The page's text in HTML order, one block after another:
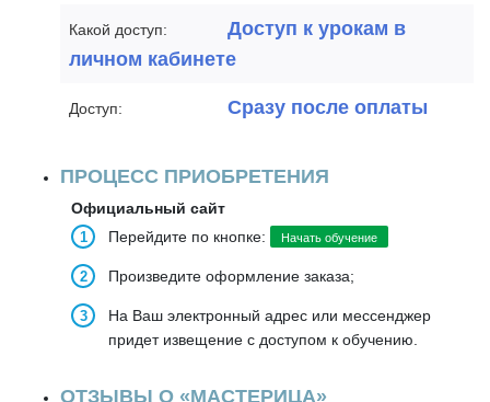
Какой доступ:
Доступ к урокам в
личном кабинете
Доступ: Сразу после оплаты
ПРОЦЕСС ПРИОБРЕТЕНИЯ
Официальный сайт
Перейдите по кнопке:
Начать обучение
Произведите оформление заказа;
На Ваш электронный адрес или мессенджер
придет извещение с доступом к обучению.
ОТЗЫВЫ О «МАСТЕРИЦА»